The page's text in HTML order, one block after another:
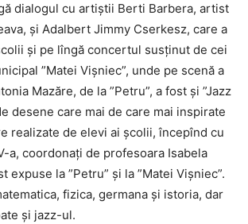
dialogul cu artiștii Berti Barbera, artist
și Adalbert Jimmy Cserkesz, care a
și pe lîngă concertul susținut de cei
”Matei Vișniec”, unde pe scenă a
Mazăre, de la ”Petru”, a fost și ”Jazz
desene care mai de care mai inspirate
realizate de elevi ai școlii, începînd cu
a, coordonați de profesoara Isabela
expuse la ”Petru” și la ”Matei Vișniec”.
fizica, germana și istoria, dar
și jazz-ul.